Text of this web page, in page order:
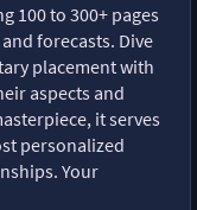
100 to 300+ pages
forecasts. Dive
placement with
aspects and
it serves
personalized
Your